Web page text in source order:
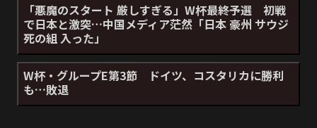
「悪魔のスタート 厳しすぎる」W杯最終予選 初戦
で日本と激突…中国メディア茫然「日本 豪州 サウジ
死の組 入った」
W杯・グループE第3節 ドイツ、コスタリカに勝利
も…敗退